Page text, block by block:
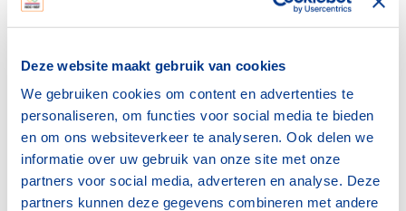
Deze website maakt gebruik van cookies
We gebruiken cookies om content en advertenties te
personaliseren, om functies voor social media te bieden
en om ons websiteverkeer te analyseren. Ook delen we
informatie over uw gebruik van onze site met onze
partners voor social media, adverteren en analyse. Deze
partners kunnen deze gegevens combineren met andere
het product niet herkenbaar is. Je mag dus niet kunnen
zien dat het afkomstig is van een bepaald merk of
Het uitdelen van herkenbare producten kan alleen als
het product goedgekeurd is door een erkende instantie,
zoals bijvoorbeeld het ministerie van Volksgezondheid,
Welzijn en Sport (VWS) en het Voedingscentrum, of als
het product voldoet aan de voedingskundige criteria van
de Reclamecode.